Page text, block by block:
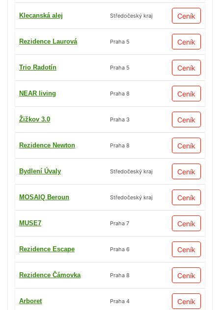
Klecanská alej Středočeský kraj Ceník
Rezidence Laurová Praha 5 Ceník
Trio Radotín Praha 5 Ceník
NEAR living Praha 8 Ceník
Žižkov 3.0 Praha 3 Ceník
Rezidence Newton Praha 8 Ceník
Bydlení Úvaly Středočeský kraj Ceník
MOSAIQ Beroun Středočeský kraj Ceník
MUSE7 Praha 7 Ceník
Rezidence Escape Praha 6 Ceník
Rezidence Čámovka Praha 8 Ceník
Arboret Praha 4 Ceník